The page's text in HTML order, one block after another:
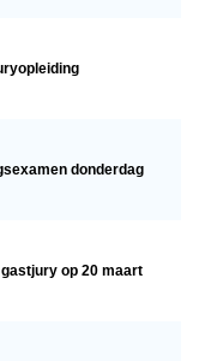
donderdag
op 20 maart